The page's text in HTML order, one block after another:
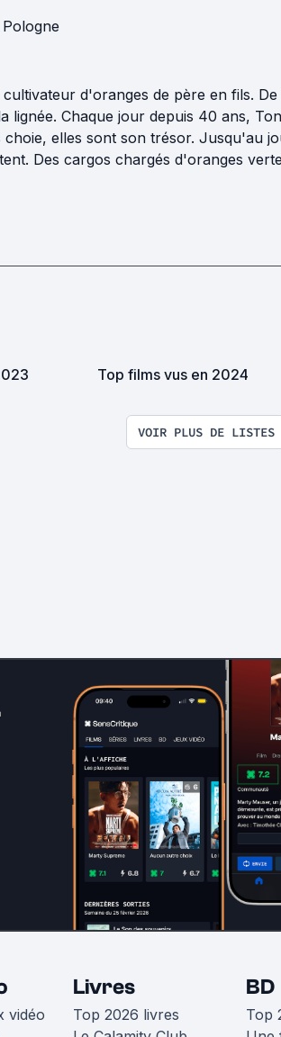
Pologne
d'oranges de père en fils.
lignée. Chaque jour depuis 40 ans,
choie, elles sont son trésor. Jusqu'au
Des cargos chargés d'oranges
Top films vus en 2024
VOIR PLUS DE LISTES
vidéo
Livres
Top 2026 livres
BD
Top